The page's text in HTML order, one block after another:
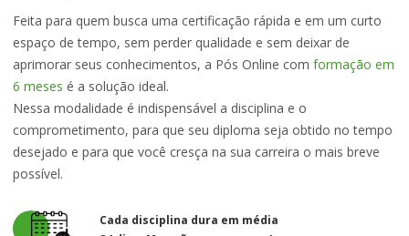
Feita para quem busca uma certificação rápida e em um curto
espaço de tempo, sem perder qualidade e sem deixar de
aprimorar seus conhecimentos, a Pós Online com formação em
6 meses é a solução ideal.
Nessa modalidade é indispensável a disciplina e o
comprometimento, para que seu diploma seja obtido no tempo
desejado e para que você cresça na sua carreira o mais breve
possível.
Cada disciplina dura em média